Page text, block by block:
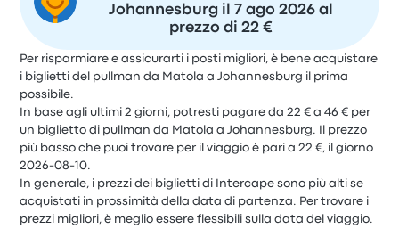
Johannesburg il 7 ago 2026 al
prezzo di 22 €
Per risparmiare e assicurarti i posti migliori, è bene acquistare
i biglietti del pullman da Matola a Johannesburg il prima
possibile.
In base agli ultimi 2 giorni, potresti pagare da 22 € a 46 € per
un biglietto di pullman da Matola a Johannesburg. Il prezzo
più basso che puoi trovare per il viaggio è pari a 22 €, il giorno
2026-08-10.
In generale, i prezzi dei biglietti di Intercape sono più alti se
acquistati in prossimità della data di partenza. Per trovare i
prezzi migliori, è meglio essere flessibili sulla data del viaggio.